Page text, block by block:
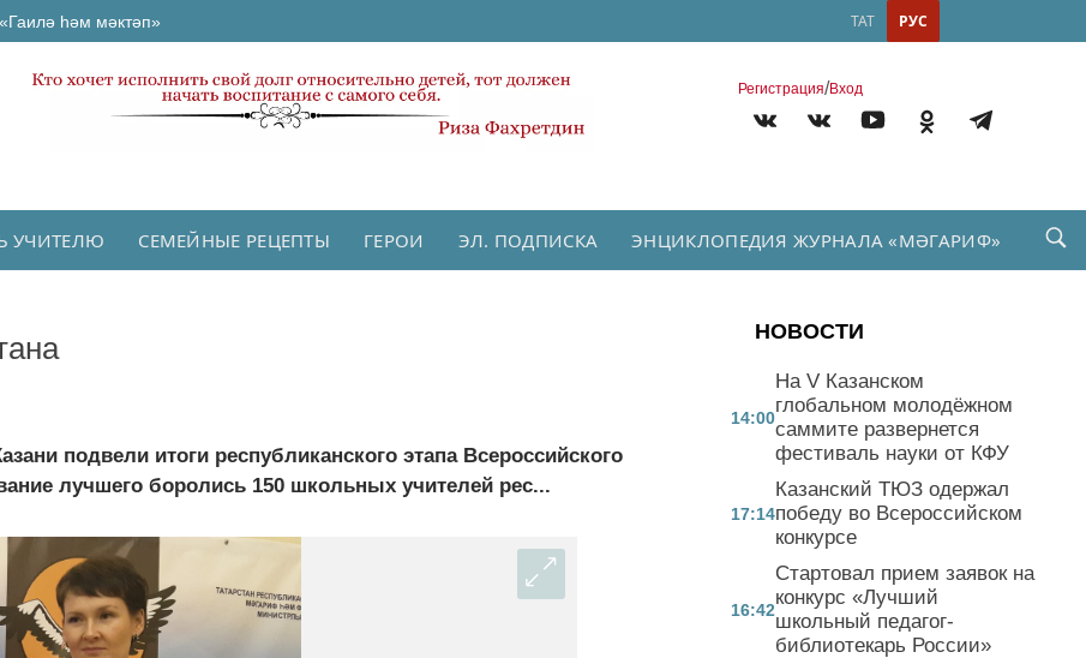
һәм мәктәп» РУС
ТАТ
Регистрация/Вход
УЧИТЕЛЮ СЕМЕЙНЫЕ РЕЦЕПТЫ ГЕРОИ ЭЛ. ПОДПИСКА ЭНЦИКЛОПЕДИЯ ЖУРНАЛА «МӘГАРИФ»
подвели итоги республиканского этапа Всероссийского
лучшего боролись 150 школьных учителей рес...
НОВОСТИ
14:00
На V Казанском
глобальном молодёжном
саммите развернется
фестиваль науки от КФУ
17:14
Казанский ТЮЗ одержал
победу во Всероссийском
конкурсе
16:42
Стартовал прием заявок на
конкурс «Лучший
школьный педагог-
библиотекарь России»